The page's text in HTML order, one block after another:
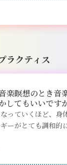
ラクティス
楽瞑想のとき音
してもいいです
っていくほど、身
ーがとても調和的